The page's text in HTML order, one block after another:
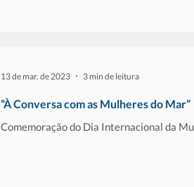
“À Conversa com as Mulheres do Mar”
Comemoração do Dia Internacional da
13 de mar. de 2023 3 min de leitura